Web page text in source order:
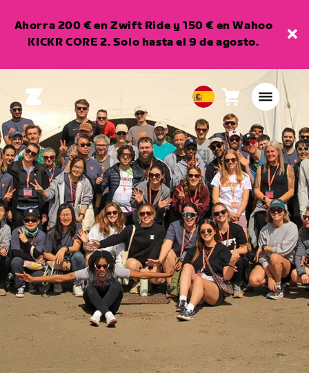
Ahorra 200 € en Zwift Ride y 150 € en Wahoo
KICKR CORE 2. Solo hasta el 9 de agosto.
European
Union
Español
Carro0
artículos